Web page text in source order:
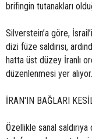
brifingin tutanakları
Silverstein’a göre,
dizi füze saldırısı,
hatta üst düzey İranlı
düzenlenmesi yer alıyor.
İRAN'IN BAĞLARI
Özellikle sanal